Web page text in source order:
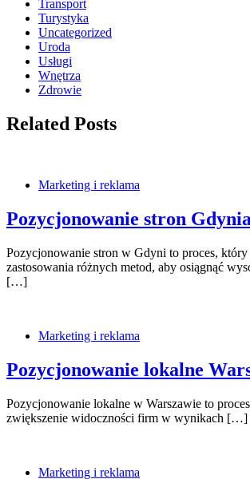
Transport
Turystyka
Uncategorized
Uroda
Usługi
Wnętrza
Zdrowie
Related Posts
Marketing i reklama
Pozycjonowanie stron Gdynia
Pozycjonowanie stron w Gdyni to proces, który
zastosowania różnych metod, aby osiągnąć
[…]
Marketing i reklama
Pozycjonowanie lokalne
Pozycjonowanie lokalne w Warszawie to
zwiększenie widoczności firm w wynikach […]
Marketing i reklama